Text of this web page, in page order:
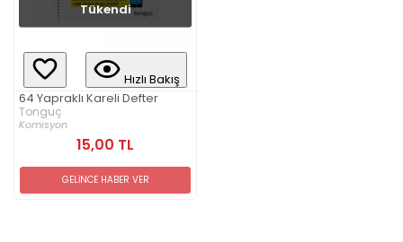
Tükendi
Hızlı Bakış
64 Yapraklı Kareli Defter
Tonguç
Komisyon
15,00 TL
GELİNCE HABER VER